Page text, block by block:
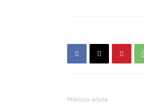
Previous article